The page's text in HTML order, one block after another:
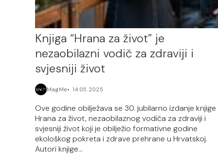
Knjiga “Hrana za život” je
nezaobilazni vodič za zdraviji i
svjesniji život
MagMe 14.05.2025.
Ove godine obilježava se 30. jubilarno izdanje knjige
Hrana za život, nezaobilaznog vodiča za zdraviji i
svjesniji život koji je obilježio formativne godine
ekološkog pokreta i zdrave prehrane u Hrvatskoj.
Autori knjige...